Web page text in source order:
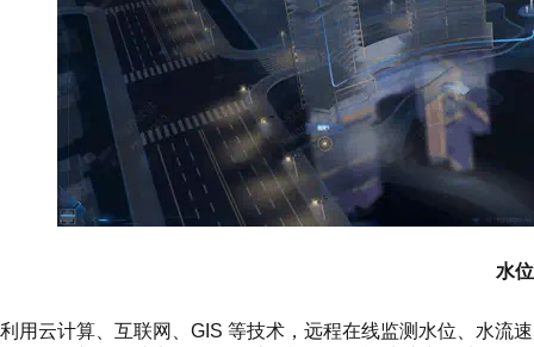
水
利用云计算、互联网、GIS 等技术，远程在线监测水位、水流